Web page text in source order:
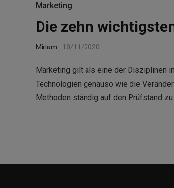
Marketing
Die zehn
Miriam 18/11/2020
Marketing gilt als eine der Disziplinen
Technologien genauso wie die
Methoden ständig auf den Prüfstand